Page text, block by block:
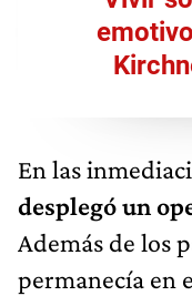
En las
desplegó un
Además de los
permanecía en